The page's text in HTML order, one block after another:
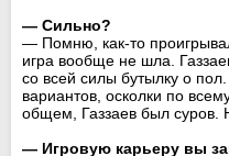
— Сильно?
— Помню, как-то
игра вообще не шла.
со всей силы бутылку о
вариантов, осколки по
общем, Газзаев был суров.
— Игровую карьеру вы